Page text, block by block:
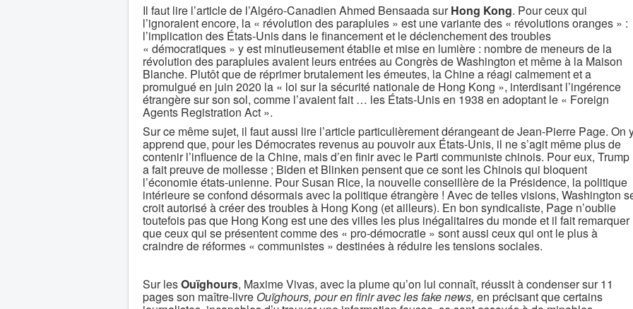
Il faut lire l’article de l’Algéro-Canadien Ahmed Bensaada surHong Kong. Pour ceux qui
l’ignoraient encore, la « révolution des parapluies » est une variante des « révolutions oranges » :
l’implication des États-Unis dans le financement et le déclenchement des troubles
« démocratiques » y est minutieusement établie et mise en lumière : nombre de meneurs de la
révolution des parapluies avaient leurs entrées au Congrès de Washington et même à la Maison
Blanche. Plutôt que de réprimer brutalement les émeutes, la Chine a réagi calmement et a
promulgué en juin 2020 la « loi sur la sécurité nationale de Hong Kong », interdisant l’ingérence
étrangère sur son sol, comme l’avaient fait … les États-Unis en 1938 en adoptant le « Foreign
Agents Registration Act ».
Sur ce même sujet, il faut aussi lire l’article particulièrement dérangeant de Jean-Pierre Page. On
apprend que, pour les Démocrates revenus au pouvoir aux États-Unis, il ne s’agit même plus de
contenir l’influence de la Chine, mais d’en finir avec le Parti communiste chinois. Pour eux, Trump
a fait preuve de mollesse ; Biden et Blinken pensent que ce sont les Chinois qui bloquent
l’économie états-unienne. Pour Susan Rice, la nouvelle conseillère de la Présidence, la politique
intérieure se confond désormais avec la politique étrangère ! Avec de telles visions, Washington
croit autorisé à créer des troubles à Hong Kong (et ailleurs). En bon syndicaliste, Page n’oublie
toutefois pas que Hong Kong est une des villes les plus inégalitaires du monde et il fait remarquer
que ceux qui se présentent comme des « pro-démocratie » sont aussi ceux qui ont le plus à
craindre de réformes « communistes » destinées à réduire les tensions sociales.
Sur lesOuïghours, Maxime Vivas, avec la plume qu’on lui connaît, réussit à condenser sur 11
pages son maître-livre Ouïghours, pour en finir avec les fake news, en précisant que certains